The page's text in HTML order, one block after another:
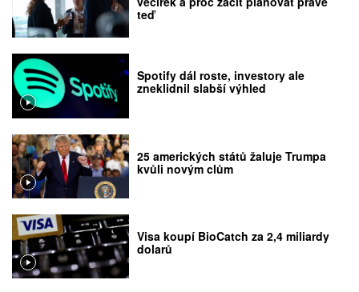
teď
Spotify dál roste, investory ale
zneklidnil slabší výhled
25 amerických států žaluje Trumpa
kvůli novým clům
Visa koupí BioCatch za 2,4 miliardy
dolarů